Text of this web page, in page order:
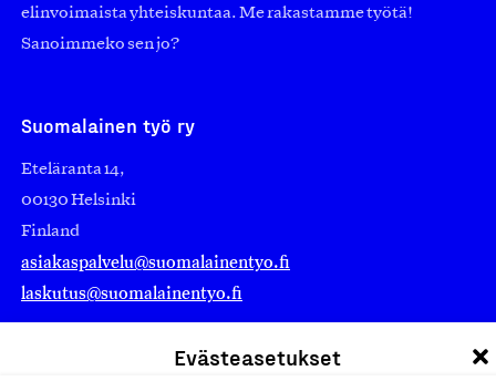
Evästeasetukset
elinvoimaista yhteiskuntaa. Me rakastamme työtä!
Sanoimmeko sen jo?
Suomalainen työ ry
Eteläranta 14,
00130 Helsinki
Finland
asiakaspalvelu@suomalainentyo.fi
laskutus@suomalainentyo.fi